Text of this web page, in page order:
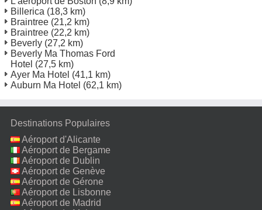
Billerica (18,3 km)
Braintree (21,2 km)
Braintree (22,2 km)
Beverly (27,2 km)
Beverly Ma Thomas Ford
Hotel (27,5 km)
Ayer Ma Hotel (41,1 km)
Auburn Ma Hotel (62,1 km)
Destinations Populaires
Aéroport d'Alicante
Aéroport de Bergame
Aéroport de Dublin
Aéroport de Genève
Aéroport de Gérone
Aéroport de Lisbonne
Aéroport de Madrid